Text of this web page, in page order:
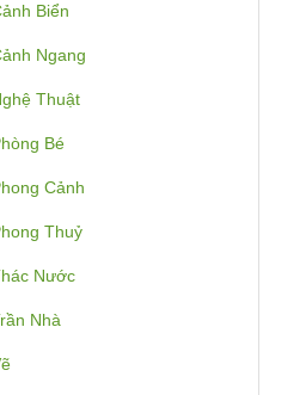
Biển
Ngang
Thuật
Bé
Cảnh
Thuỷ
Nước
Nhà